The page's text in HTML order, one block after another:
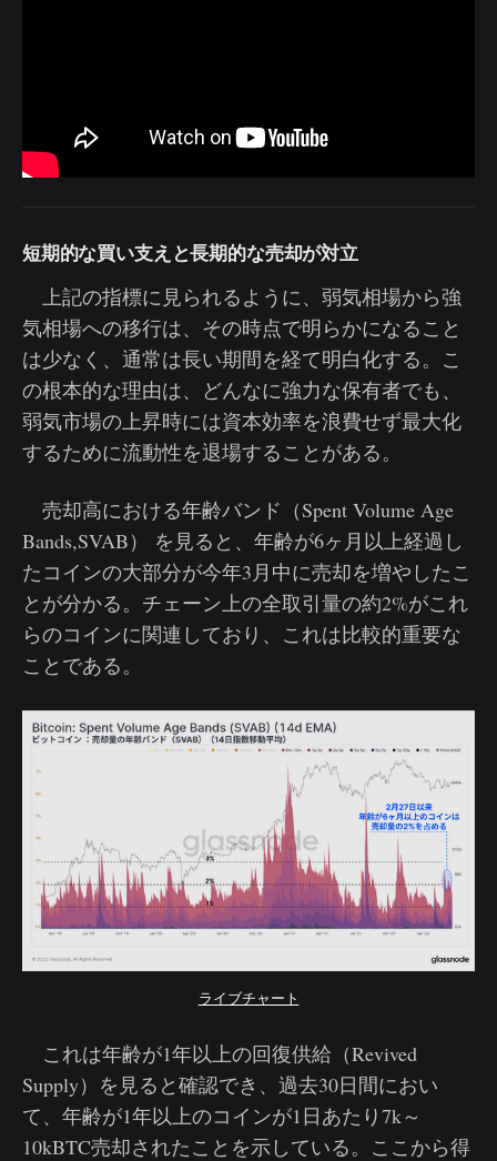
短期的な買い支えと長期的な売却が対立
上記の指標に見られるように、弱気相場から強
気相場への移行は、その時点で明らかになること
は少なく、通常は長い期間を経て明白化する。こ
の根本的な理由は、どんなに強力な保有者でも、
弱気市場の上昇時には資本効率を浪費せず最大化
するために流動性を退場することがある。
売却高における年齢バンド（Spent Volume Age
Bands,SVAB） を見ると、年齢が6ヶ月以上経過し
たコインの大部分が今年3月中に売却を増やしたこ
とが分かる。チェーン上の全取引量の約2%がこれ
らのコインに関連しており、これは比較的重要な
ことである。
ライブチャート
これは年齢が1年以上の回復供給（Revived
Supply）を見ると確認でき、過去30日間におい
て、年齢が1年以上のコインが1日あたり7k～
10kBTC売却されたことを示している。ここから得